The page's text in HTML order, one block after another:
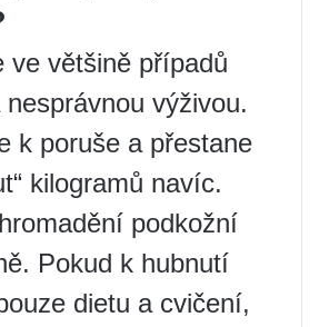
ve většině případů
výživou.
k poruše a přestane
kilogramů navíc.
podkožní
Pokud k hubnutí
dietu a cvičení,